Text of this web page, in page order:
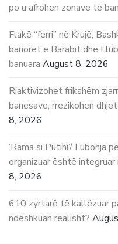
po u afrohen zonave të
Flakë “ferri” në Krujë,
banorët e Barabit dhe
banuara August 8, 2026
Riaktivizohet frikshëm
banesave, rrezikohen
8, 2026
‘Rama si Putini’/ Lubonja
organizuar është
8, 2026
610 zyrtarë të kallëzuar
ndëshkuan realisht?